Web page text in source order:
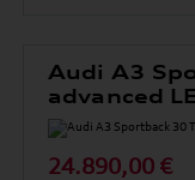
Audi A3
advanced
24.890,00 €